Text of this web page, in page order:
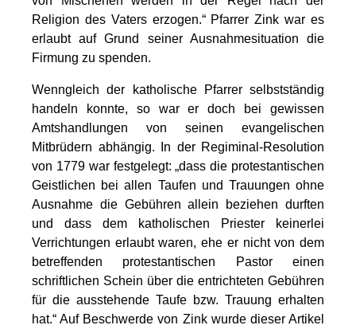
Religion des Vaters erzogen.“ Pfarrer Zink war es
erlaubt auf Grund seiner Ausnahmesituation die
Firmung zu spenden.
Wenngleich der katholische Pfarrer selbstständig
handeln konnte, so war er doch bei gewissen
Amtshandlungen von seinen evangelischen
Mitbrüdern abhängig. In der Regiminal-Resolution
von 1779 war festgelegt: „dass die protestantischen
Geistlichen bei allen Taufen und Trauungen ohne
Ausnahme die Gebühren allein beziehen durften
und dass dem katholischen Priester keinerlei
Verrichtungen erlaubt waren, ehe er nicht von dem
betreffenden protestantischen Pastor einen
schriftlichen Schein über die entrichteten Gebühren
für die ausstehende Taufe bzw. Trauung erhalten
hat.“ Auf Beschwerde von Zink wurde dieser Artikel